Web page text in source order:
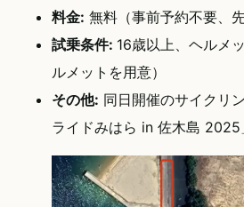
料金: 無料（事前予約不要、先
試乗条件: 16歳以上、ヘルメ
ルメットを用意）
その他: 同日開催のサイクリ
ライドみはら in 佐木島 2025